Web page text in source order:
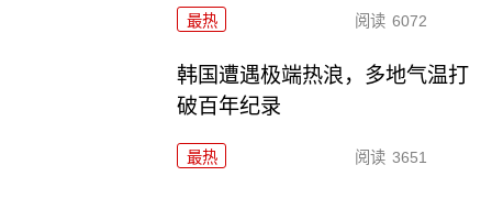
最热 阅读 6072
韩国遭遇极端热浪，多地气温打
破百年纪录
最热 阅读 3651